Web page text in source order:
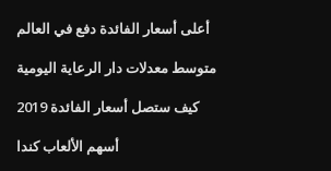
أعلى أسعار الفائدة دفع في العالم
متوسط ​​معدلات دار الرعاية اليومية
كيف ستصل أسعار الفائدة 2019
أسهم الألعاب كندا